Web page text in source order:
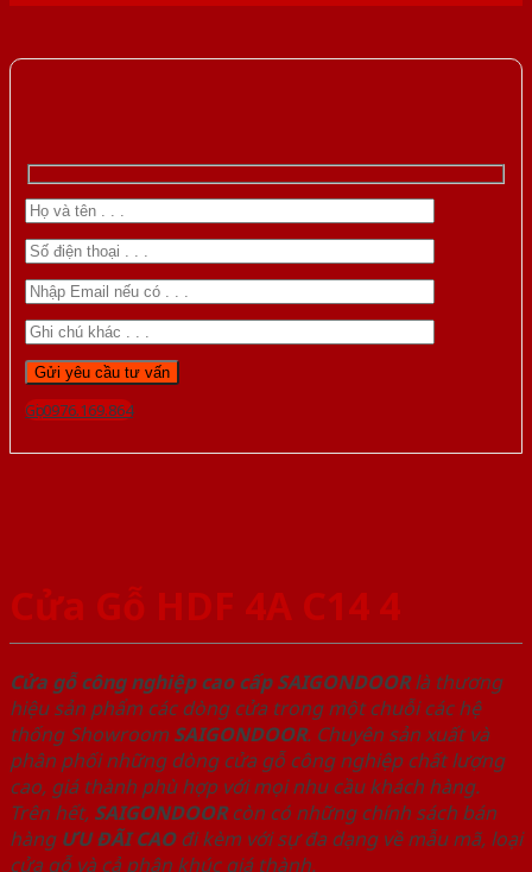
Gọi 0976.169.864
Cửa Gỗ HDF 4A C14 4
Cửa gỗ công nghiệp cao cấp SAIGONDOORlà thương
hiệu sản phẩm các dòng cửa trong một chuỗi các hệ
thống Showroom SAIGONDOOR. Chuyên sản xuất và
phân phối những dòng cửa gỗ công nghiệp chất lượng
cao, giá thành phù hợp với mọi nhu cầu khách hàng.
Trên hết, SAIGONDOORcòn có những chính sách bán
hàng ƯU ĐÃI CAOđi kèm với sự đa dạng về mẫu mã, loại
cửa gỗ và cả phân khúc giá thành.